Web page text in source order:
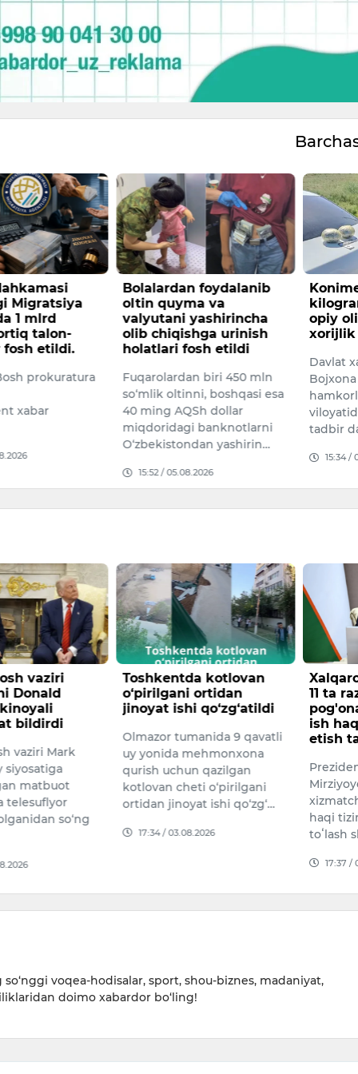
foydalanib
va
urinish
etildi
biri 450 mln
boshqasi esa
dollar
banknotlarni
Konimexda 2
kilogrammdan ortiq
opiy olib ketayotgan
xorijlik ushlandi
Bojxona organlari xodimlari
hamkorligida Navoiy
viloyatida o‘tkazilgan tezkor
tadbir davomida y…
Fabio
jamoasi
Fabio
vakillari
tarqa…
14:50 /
kotlovan
ortidan
qo‘zg‘atildi
qazilgan
o‘pirilgani
ishi qo‘zg‘…
Xalqaro tajriba asosida
11 ta razryad va 6 ta
pog'onadan iborat yangi
etish taklif qilindi
Prezident Shavkat
Mirziyoyev davlat fuqarolik
xizmatchilarining oylik ish
toʻlash shartlarini mu…
chek
shahar,
11:52 /
voqea-hodisalar, sport, shou-biznes, madaniyat,
doimo xabardor bo‘ling!